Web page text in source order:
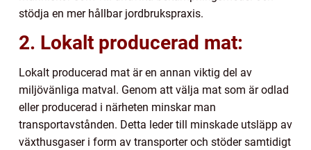
stödja en mer hållbar jordbrukspraxis.
2. Lokalt producerad mat:
Lokalt producerad mat är en annan viktig del av
miljövänliga matval. Genom att välja mat som är odlad
eller producerad i närheten minskar man
transportavstånden. Detta leder till minskade utsläpp av
växthusgaser i form av transporter och stöder samtidigt